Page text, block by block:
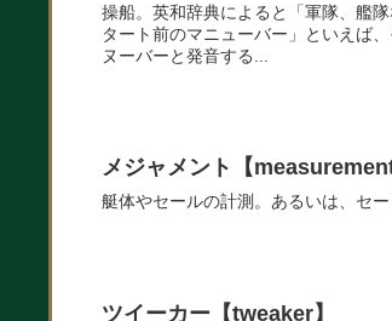
操船。英和辞典によると「軍隊、艦
タート前のマニューバー」といえば
ヌーバーと発音する...
メジャメント【measurement
艇体やセールの計測。あるいは、セ
ツイーカー【tweaker】